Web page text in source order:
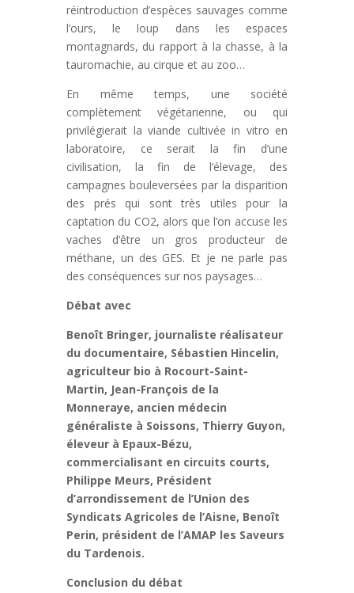
réintroduction d’espèces sauvages comme
l’ours, le loup dans les espaces
montagnards, du rapport à la chasse, à la
tauromachie, au cirque et au zoo…
En même temps, une société
complètement végétarienne, ou qui
privilégierait la viande cultivée in vitro en
laboratoire, ce serait la fin d’une
civilisation, la fin de l’élevage, des
campagnes bouleversées par la disparition
des prés qui sont très utiles pour la
captation du CO2, alors que l’on accuse les
vaches d’être un gros producteur de
méthane, un des GES. Et je ne parle pas
des conséquences sur nos paysages…
Débat avec
Benoît Bringer, journaliste réalisateur
du documentaire, Sébastien Hincelin,
agriculteur bio à Rocourt-Saint-
Martin, Jean-François de la
Monneraye, ancien médecin
généraliste à Soissons, Thierry Guyon,
éleveur à Epaux-Bézu,
commercialisant en circuits courts,
Philippe Meurs, Président
d’arrondissement de l’Union des
Syndicats Agricoles de l’Aisne, Benoît
Perin, président de l’AMAP les Saveurs
du Tardenois.
Conclusion du débat